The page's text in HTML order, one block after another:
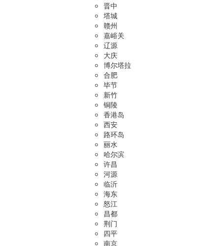
晋中
塔城
赣州
嘉峪关
辽源
大庆
博尔塔拉
合肥
毕节
新竹
铜陵
香港岛
西安
路环岛
丽水
哈尔滨
许昌
河源
临沂
海东
怒江
昌都
荆门
四平
南京